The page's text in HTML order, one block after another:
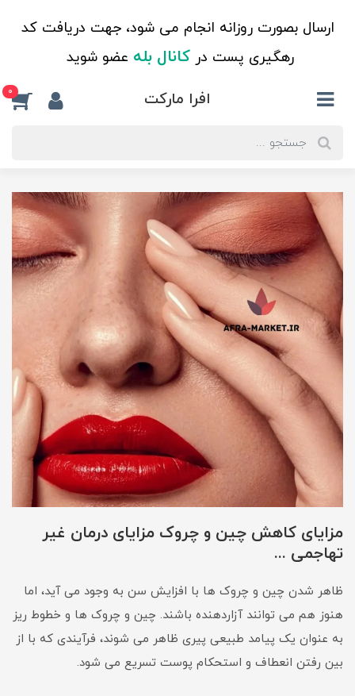
ارسال بصورت روزانه انجام می شود، جهت دریافت کد
رهگیری پست درکانال بله عضو شوید
افرا مارکت 0
مزایای کاهش چین و چروک مزایای درمان غیر
تهاجمی ...
ظاهر شدن چین و چروک ها با افزایش سن به وجود می آید، اما
هنوز هم می توانند آزاردهنده باشند. چین و چروک ها و خطوط ریز
به عنوان یک پیامد طبیعی پیری ظاهر می شوند، فرآیندی که با از
بین رفتن انعطاف و استحکام پوست تسریع می شود.